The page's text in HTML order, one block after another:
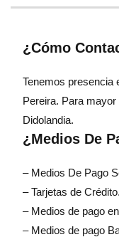
¿Cómo
Tenemos presencia
Pereira. Para
Didolandia.
¿Medios De
– Medios De Pago
– Tarjetas de Crédito.
– Medios de pago
– Medios de pago